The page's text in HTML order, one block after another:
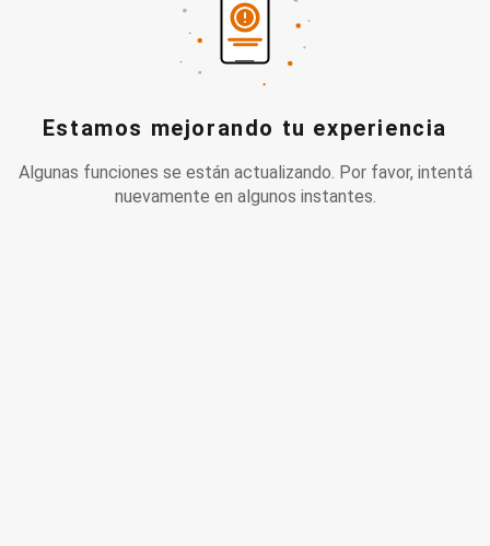
Estamos mejorando tu experiencia
Algunas funciones se están actualizando. Por favor, intentá
nuevamente en algunos instantes.